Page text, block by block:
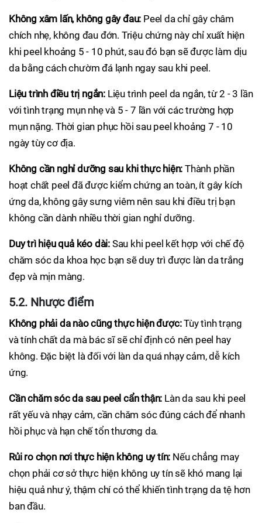
Không xâm lấn, không gây đau: Peel da chỉ gây châm
chích nhẹ, không đau đớn. Triệu chứng này chỉ xuất hiện
khi peel khoảng 5 - 10 phút, sau đó bạn sẽ được làm dịu
da bằng cách chườm đá lạnh ngay sau khi peel.
Liệu trình điều trị ngắn: Liệu trình peel da ngắn, từ 2 - 3 lần
với tình trạng mụn nhẹ và 5 - 7 lần với các trường hợp
mụn nặng. Thời gian phục hồi sau peel khoảng 7 - 10
ngày tùy cơ địa.
Không cần nghỉ dưỡng sau khi thực hiện: Thành phần
hoạt chất peel đã được kiểm chứng an toàn, ít gây kích
ứng da, không gây sưng viêm nên sau khi điều trị bạn
không cần dành nhiều thời gian nghỉ dưỡng.
Duy trì hiệu quả kéo dài: Sau khi peel kết hợp với chế độ
chăm sóc da khoa học bạn sẽ duy trì được làn da trắng
đẹp và mịn màng.
5.2. Nhược điểm
Không phải da nào cũng thực hiện được:Tùy tình trạng
và tính chất da mà bác sĩ sẽ chỉ định có nên peel hay
không. Đặc biệt là đối với làn da quá nhạy cảm, dễ kích
ứng.
Cần chăm sóc da sau peel cẩn thận: Làn da sau khi peel
rất yếu và nhạy cảm, cần chăm sóc đúng cách để nhanh
hồi phục và hạn chế tổn thương da.
Rủi ro chọn nơi thực hiện không uy tín: Nếu chẳng may
chọn phải cơ sở thực hiện không uy tín sẽ khó mang lại
hiệu quả như ý, thậm chí có thể khiến tình trạng da tệ hơn
ban đầu.